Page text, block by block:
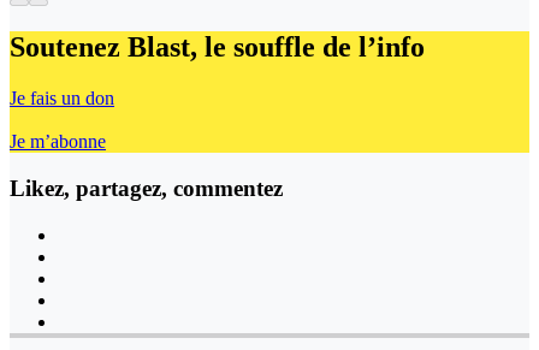
Soutenez Blast, le souffle de l’info
Je fais un don
Je m’abonne
Likez, partagez, commentez